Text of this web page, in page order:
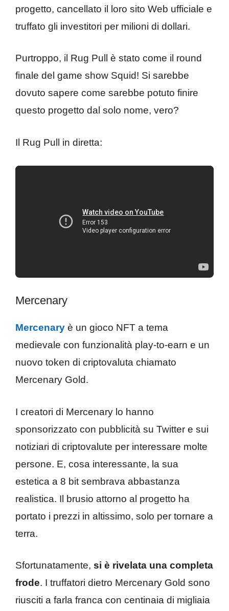
progetto, cancellato il loro sito Web ufficiale e
truffato gli investitori per milioni di dollari.
Purtroppo, il Rug Pull è stato come il round
finale del game show Squid! Si sarebbe
dovuto sapere come sarebbe potuto finire
questo progetto dal solo nome, vero?
Il Rug Pull in diretta:
Mercenary
Mercenary è un gioco NFT a tema
medievale con funzionalità play-to-earn e un
nuovo token di criptovaluta chiamato
Mercenary Gold.
I creatori di Mercenary lo hanno
sponsorizzato con pubblicità su Twitter e sui
notiziari di criptovalute per interessare molte
persone. E, cosa interessante, la sua
estetica a 8 bit sembrava abbastanza
realistica. Il brusio attorno al progetto ha
portato i prezzi in altissimo, solo per tornare a
terra.
Sfortunatamente, si è rivelata una completa
frode. I truffatori dietro Mercenary Gold sono
riusciti a farla franca con centinaia di migliaia